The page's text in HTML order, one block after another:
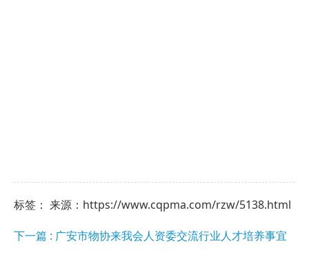
标签： 来源：https://www.cqpma.com/rzw/5138.html
下一篇 : 广安市物协来我会人资委交流行业人才培养事宜